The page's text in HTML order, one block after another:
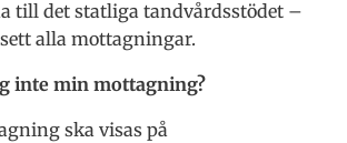
till det statliga tandvårdsstödet –
alla mottagningar.
inte min mottagning?
ska visas på